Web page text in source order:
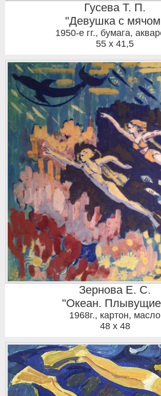
Гусева Т. П.
"Девушка с
1950-е гг., бумага,
55 x 41,5
Зернова Е. С.
"Океан.
1968г., картон, масло
48 x 48